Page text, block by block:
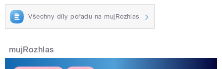
Všechny díly pořadu na mujRozhlas
mujRozhlas